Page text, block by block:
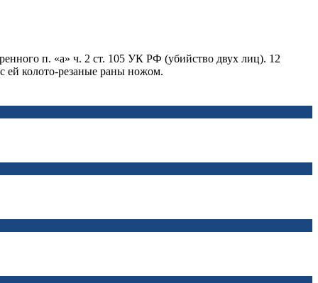
п. «а» ч. 2 ст. 105 УК РФ (убийство двух лиц). 12
ей колото-резаные раны ножом.